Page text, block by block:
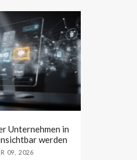
Unternehmen in
werden
09, 2026